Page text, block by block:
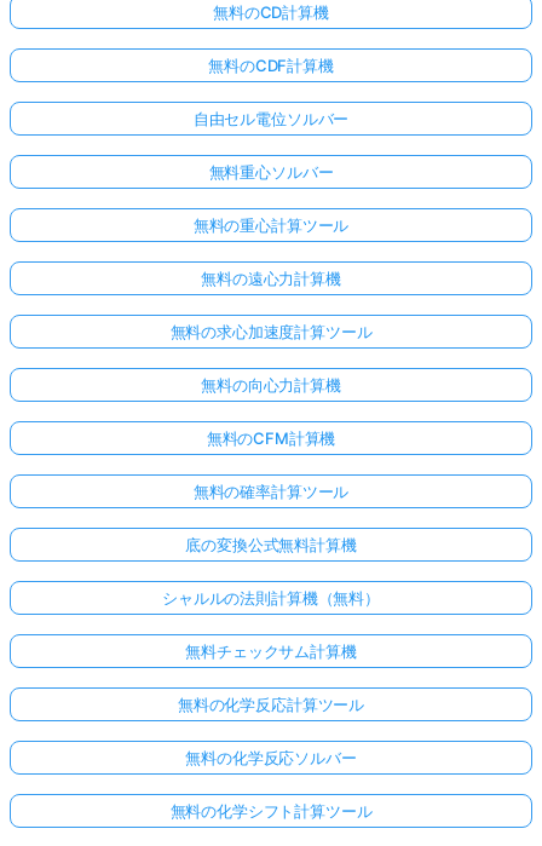
無料のCD計算機
無料のCDF計算機
自由セル電位ソルバー
無料重心ソルバー
無料の重心計算ツール
無料の遠心力計算機
無料の求心加速度計算ツール
無料の向心力計算機
無料のCFM計算機
無料の確率計算ツール
底の変換公式無料計算機
シャルルの法則計算機（無料）
無料チェックサム計算機
無料の化学反応計算ツール
無料の化学反応ソルバー
無料の化学シフト計算ツール